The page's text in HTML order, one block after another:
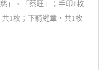
」、「蔡旺」；手印1枚
1枚；下騎縫章，共1枚